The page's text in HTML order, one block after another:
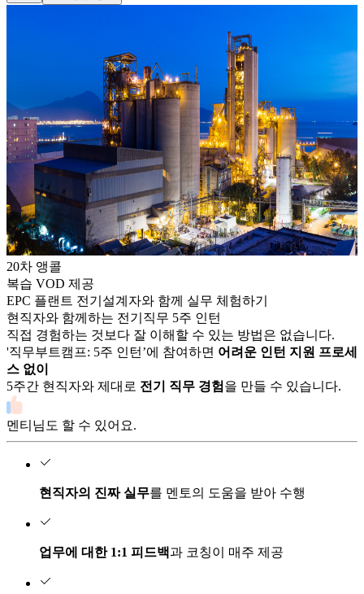
20차 앵콜
복습 VOD 제공
EPC 플랜트 전기설계자와 함께 실무 체험하기
현직자와 함께하는 전기 직무 5주 인턴
직접 경험하는 것보다 잘 이해할 수 있는 방법은 없습니다.
'직무부트캠프: 5주 인턴’에 참여하면 어려운 인턴 지원 프로세
스 없이
5주간 현직자와 제대로 전기 직무 경험 을 만들 수 있습니다.
멘티님도 할 수 있어요.
현직자의 진짜 실무를 멘토의 도움을 받아 수행
업무에 대한 1:1 피드백과 코칭이 매주 제공